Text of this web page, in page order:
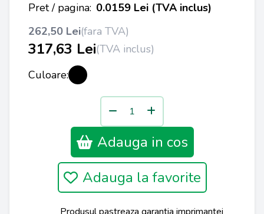
Pret / pagina: 0.0159 Lei (TVA inclus)
262,50 Lei(fara TVA)
317,63 Lei(TVA inclus)
Culoare:
Adauga in cos
Adauga la favorite